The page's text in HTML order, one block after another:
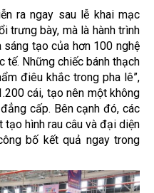
ra ngay sau lễ khai mạc
trưng bày, mà là hành trình
tạo của hơn 100 nghệ
tế. Những chiếc bánh thạch
điêu khắc trong pha lê”,
cái, tạo nên một không
cấp. Bên cạnh đó, các
tạo hình rau câu và đại diện
bố kết quả ngay trong